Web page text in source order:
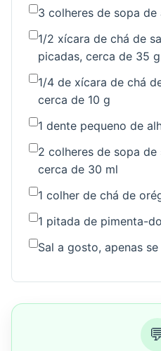
3 colheres de sopa
1/2 xícara de chá de
picadas, cerca de 35 g
1/4 de xícara de chá
cerca de 10 g
1 dente pequeno de
2 colheres de sopa
cerca de 30 ml
1 colher de chá de
1 pitada de pimenta-
Sal a gosto, apenas